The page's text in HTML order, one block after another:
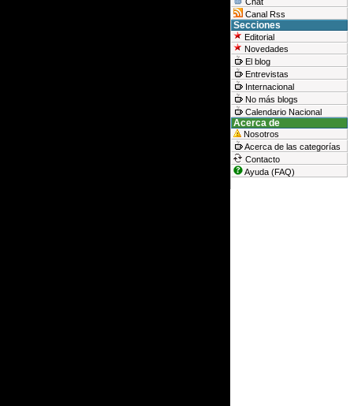
Canal Rss
Secciones
Editorial
Novedades
El blog
Entrevistas
Internacional
No más blogs
Calendario Nacional
Acerca de
Nosotros
Acerca de las categorías
Contacto
Ayuda (FAQ)